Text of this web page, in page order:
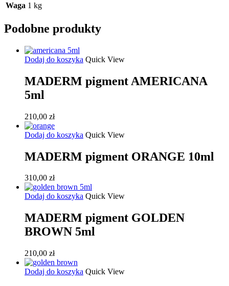
Waga 1 kg
Podobne produkty
Dodaj do koszyka Quick View
MADERM pigment AMERICANA
5ml
210,00 zł
Dodaj do koszyka Quick View
MADERM pigment ORANGE 10ml
310,00 zł
Dodaj do koszyka Quick View
MADERM pigment GOLDEN
BROWN 5ml
210,00 zł
Dodaj do koszyka Quick View